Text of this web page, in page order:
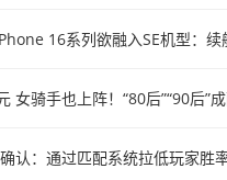
16系列欲融入SE机型：
女骑手也上阵！“80后”“90后”
认：通过匹配系统拉低玩家胜